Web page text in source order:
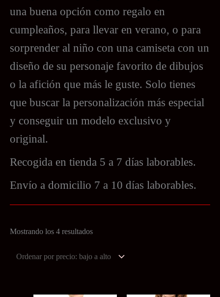
una buena opción como regalo en
cumpleaños, para llevar en verano, o para
sorprender al niño con una camiseta con un
diseño de su personaje favorito de dibujos
o la afición que más le guste. Solo tienes
que buscar la personalización más especial
y conseguir un modelo exclusivo y
original.
Recogida en tienda 5 a 7 días laborables.
Envío a domicilio 7 a 10 días laborables.
Mostrando los 4 resultadosOrdenado
precio: